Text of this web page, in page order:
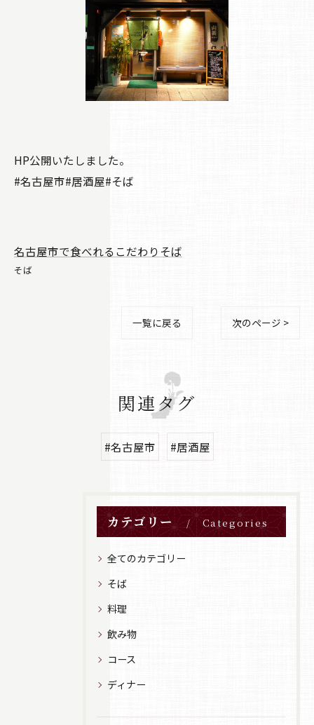
HP公開いたしました。
#名古屋市#居酒屋#そば
名古屋市で食べれるこだわりそば
そば
一覧に戻る 次のページ >
関連タグ
#名古屋市 #居酒屋
カテゴリー Categories
全てのカテゴリー
そば
料理
飲み物
コース
ディナー